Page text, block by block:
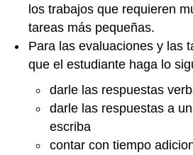
los trabajos que requieren
tareas más pequeñas.
Para las evaluaciones y las
que el estudiante haga lo
darle las respuestas
darle las respuestas a
escriba
contar con tiempo